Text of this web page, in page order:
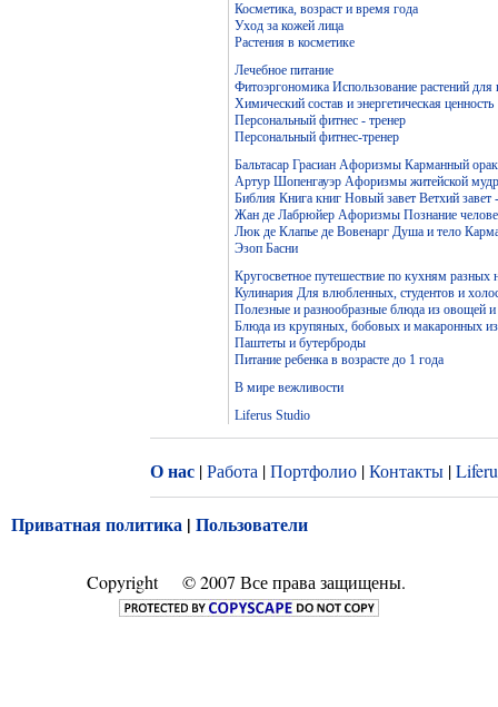
Косметика, возраст и время года
Уход за кожей лица
Растения в косметике
Лечебное питание
Фитоэргономика Использование растений
Химический состав и энергетическая
Персональный фитнес - тренер
Персональный фитнес-тренер
Бальтасар Грасиан Афоризмы Карманный
Артур Шопенгауэр Афоризмы житейской
Библия Книга книг Новый завет Ветхий завет
Жан де Лабрюйер Афоризмы Познание
Люк де Клапье де Вовенарг Душа и тело
Эзоп Басни
Кругосветное путешествие по кухням разных
Кулинария Для влюбленных, студентов и
Полезные и разнообразные блюда из овощей
Блюда из крупяных, бобовых и макаронных
Паштеты и бутерброды
Питание ребенка в возрасте до 1 года
В мире вежливости
Liferus Studio
О нас |Работа |Портфолио |Контакты |
Приватная политика | Пользователи
Copyright © 2007 Все права защищены.